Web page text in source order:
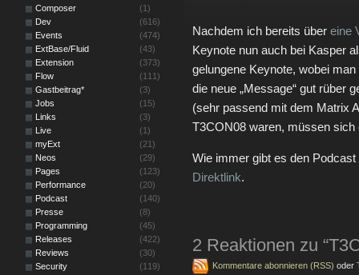
Nachdem ich bereits über eine
Keynote nun auch bei Kasper
gelungene Keynote, wobei
die neue „Message“ gut rüber
(sehr passend mit dem Matrix
T3CON08 waren, müssen
Wie immer gibt es den
Direktlink.
2 Reaktionen zu
Kommentare abonnieren (RSS) oder
Composer
(1)
Dev
(616)
Events
(474)
ExtBase/Fluid
(43)
Extension
(373)
Flow
(111)
Gastbeitrag*
(3)
Jobs
(15)
Links
(3)
Live
(1)
myExt
(21)
Neos
(29)
Pages
(123)
Performance
(20)
Podcast
(140)
Presse
(8)
Programming
(45)
Releases
(422)
Reviews
(30)
Security
(119)